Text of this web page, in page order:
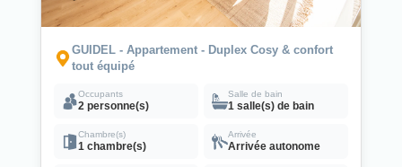
GUIDEL - Appartement - Duplex Cosy & confort
tout équipé
Occupants
2 personne(s)
Salle de bain
1 salle(s) de bain
Chambre(s)
1 chambre(s)
Arrivée
Arrivée autonome